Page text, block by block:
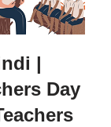
|
Day